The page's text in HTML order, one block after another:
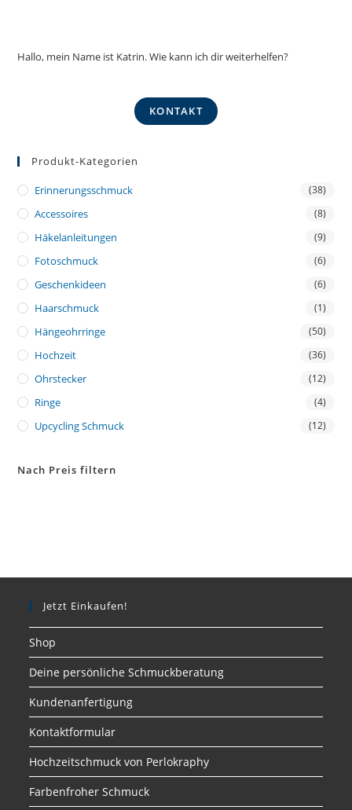
Hallo, mein Name ist Katrin. Wie kann ich dir weiterhelfen?
KONTAKT
Produkt-Kategorien
Erinnerungsschmuck (38)
Accessoires (8)
Häkelanleitungen (9)
Fotoschmuck (6)
Geschenkideen (6)
Haarschmuck (1)
Hängeohrringe (50)
Hochzeit (36)
Ohrstecker (12)
Ringe (4)
Upcycling Schmuck (12)
Nach Preis filtern
Jetzt Einkaufen!
Shop
Deine persönliche Schmuckberatung
Kundenanfertigung
Kontaktformular
Hochzeitschmuck von Perlokraphy
Farbenfroher Schmuck